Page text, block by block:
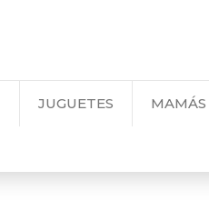
JUGUETES MAMÁS